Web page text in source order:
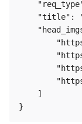
"title":
    ]